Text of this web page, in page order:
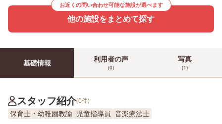
お近くの問い合わせ可能な施設が選べます
他の施設をまとめて探す
基礎情報 利用者の声
(0)
写真
(1)
スタッフ紹介(0件)
保育士・幼稚園教諭 児童指導員 音楽療法士